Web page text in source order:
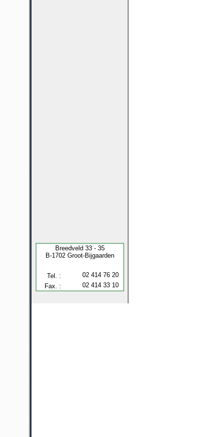
Breedveld 33 - 35
B-1702 Groot-Bijgaarden
Tel. :
02 414 76 20
Fax. :
02 414 33 10